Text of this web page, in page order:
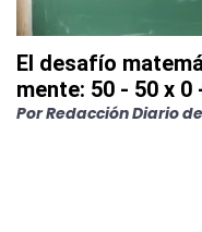
El desafío
mente: 50 - 50 x 0
PorRedacción Diario